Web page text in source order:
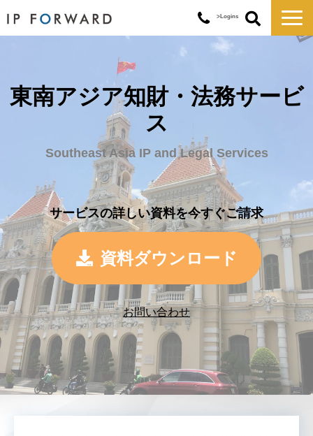
>Logins
コラム
お知らせ
講演・セミナー
企業情報
東南アジア知財・法務サービ
ス
Southeast Asia IP and Legal Services
サービスの詳しい資料を今すぐご請求
資料ダウンロード
お問い合わせ